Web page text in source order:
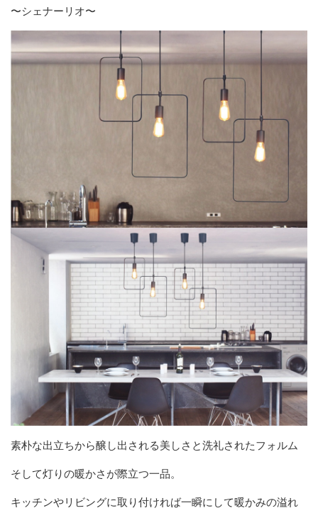
〜シェナーリオ〜
素朴な出立ちから醸し出される美しさと洗礼されたフォルム
そして灯りの暖かさが際立つ一品。
キッチンやリビングに取り付ければ一瞬にして暖かみの溢れ